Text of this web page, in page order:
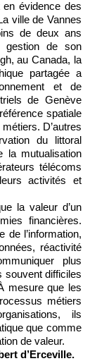
en évidence des
ville de Vannes
de deux ans
gestion de son
au Canada, la
partagée a
et de
de Genève
spatiale
D’autres
du littoral
la mutualisation
télécoms
activités et
la valeur d’un
financières.
de l’information,
réactivité
plus
souvent difficiles
mesure que les
métiers
ils
que comme
de valeur.
d’Erceville.